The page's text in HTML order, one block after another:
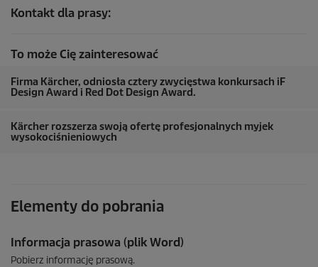
Kontakt dla prasy:
To może Cię zainteresować
Firma Kärcher, odniosła cztery zwycięstwa konkursach iF
Design Award i Red Dot Design Award.
Kärcher rozszerza swoją ofertę profesjonalnych myjek
wysokociśnieniowych
Elementy do pobrania
Informacja prasowa (plik Word)
Pobierz informację prasową.